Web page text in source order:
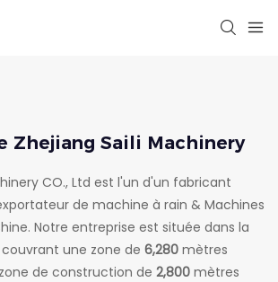
Zhejiang Saili Machinery
CO., Ltd est l'un d'un fabricant
de machine à rain & Machines
Notre entreprise est située dans la
une zone de 6,280 mètres
de construction de 2,800 mètres